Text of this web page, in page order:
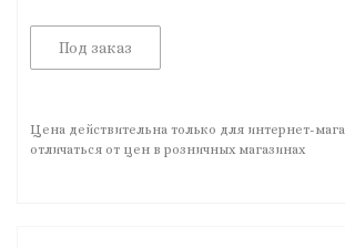
Под заказ
Цена действительна только для интернет-
отличаться от цен в розничных магазинах